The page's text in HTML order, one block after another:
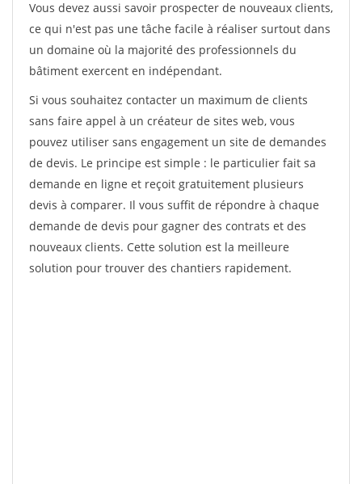
Vous devez aussi savoir prospecter de nouveaux clients,
ce qui n'est pas une tâche facile à réaliser surtout dans
un domaine où la majorité des professionnels du
bâtiment exercent en indépendant.
Si vous souhaitez contacter un maximum de clients
sans faire appel à un créateur de sites web, vous
pouvez utiliser sans engagement un site de demandes
de devis. Le principe est simple : le particulier fait sa
demande en ligne et reçoit gratuitement plusieurs
devis à comparer. Il vous suffit de répondre à chaque
demande de devis pour gagner des contrats et des
nouveaux clients. Cette solution est la meilleure
solution pour trouver des chantiers rapidement.